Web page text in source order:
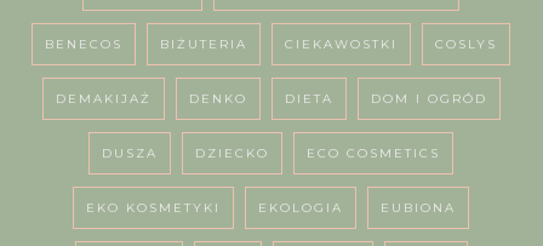
BENECOS BIŻUTERIA CIEKAWOSTKI COSLYS
DEMAKIJAŻ DENKO DIETA DOM I OGRÓD
DUSZA DZIECKO ECO COSMETICS
EKO KOSMETYKI EKOLOGIA EUBIONA